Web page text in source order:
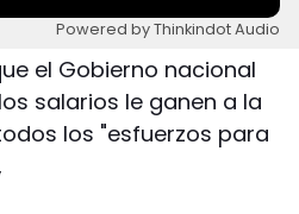
Powered by Thinkindot Audio
el Gobierno nacional
salarios le ganen a la
los "esfuerzos para